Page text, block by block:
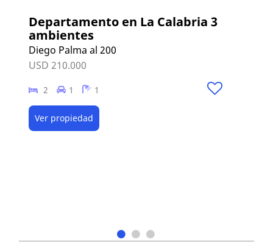
Departamento en La Calabria 3
ambientes
Diego Palma al 200
USD 210.000
2 1 1
Ver propiedad